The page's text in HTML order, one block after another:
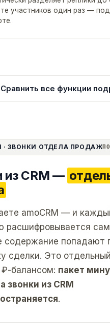
участников один раз —
все функции
· ЗВОНКИ ОТДЕЛА ПРОДАЖ
из CRM —
amoCRM — и
расшифровывается
содержание попадают
сделки. Это
балансом: пакет
звонки из CRM
.